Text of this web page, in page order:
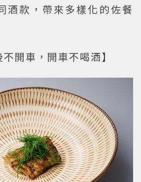
酒款，帶來多樣化的佐餐
不開車，開車不喝酒】